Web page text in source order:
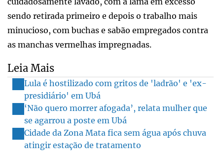
sendo retirada primeiro e depois o trabalho mais
minucioso, com buchas e sabão empregados contra
as manchas vermelhas impregnadas.
Leia Mais
Lula é hostilizado com gritos de 'ladrão' e 'ex-
presidiário' em Ubá
‘Não quero morrer afogada’, relata mulher que
se agarrou a poste em Ubá
Cidade da Zona Mata fica sem água após chuva
atingir estação de tratamento